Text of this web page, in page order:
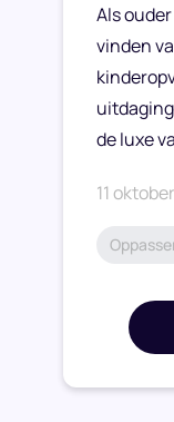
Als
vinden
de luxe
11